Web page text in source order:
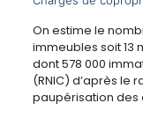
On estime le
immeubles soit 13
dont 578 000
(RNIC) d’après le
paupérisation